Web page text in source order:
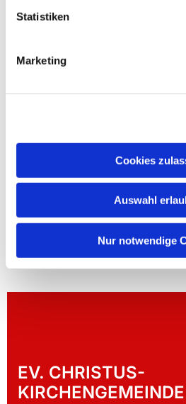
Statistiken
Marketing
Cookies
Auswahl
Nur notwendige
EV. CHRISTUS-